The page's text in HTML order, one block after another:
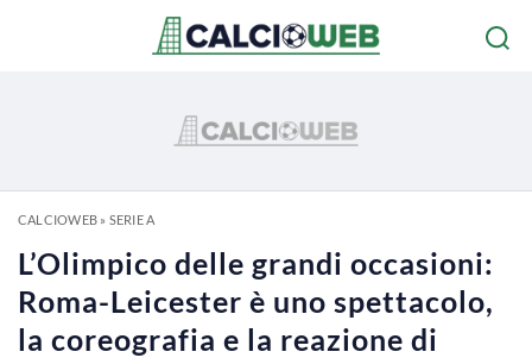
CALCIOWEB» SERIE A
L’Olimpico delle grandi occasioni:
Roma-Leicester è uno spettacolo,
la coreografia e la reazione di